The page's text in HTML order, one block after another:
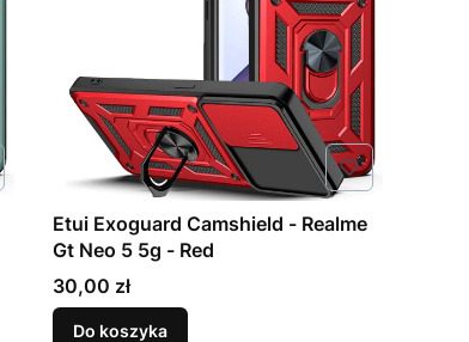
Etui Exoguard Camshield - Realme
Gt Neo 5 5g - Red
Cena
30,00 zł
Do koszyka